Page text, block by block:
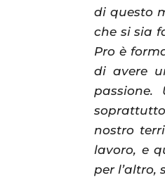
di questo
che si sia
Pro è
di avere
nostro
lavoro, e
per l’altro,